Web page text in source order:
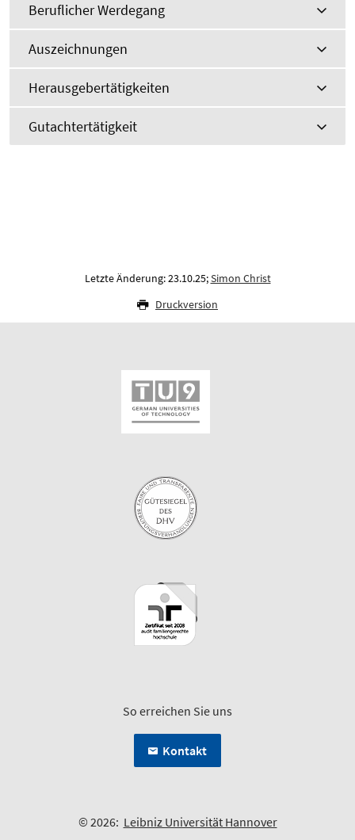
Beruflicher Werdegang
Auszeichnungen
Herausgebertätigkeiten
Gutachtertätigkeit
Letzte Änderung: 23.10.25;Simon Christ
Druckversion
So erreichen Sie uns
Kontakt
© 2026: Leibniz Universität Hannover